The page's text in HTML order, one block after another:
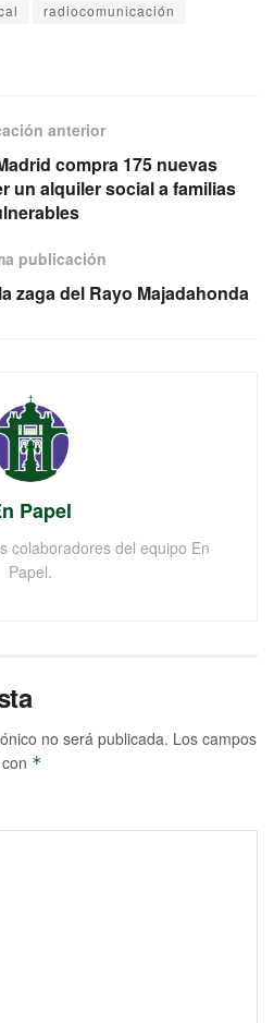
radiocomunicación
anterior
compra 175 nuevas
un alquiler social a familias
publicación
zaga del Rayo Majadahonda
Papel
colaboradores del equipo En
Papel.
no será publicada. Los campos
*